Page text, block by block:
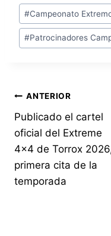
Etiquetas
de
la
#Campeonato
#Patrocinadores
Navegación
de
entradas
ANTERIOR
Publicado el cartel
oficial del Extreme
4×4 de Torrox
primera cita de la
temporada